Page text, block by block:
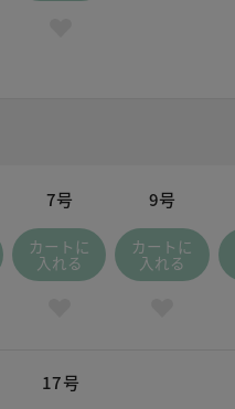
7号
カートに
入れる
9号
カートに
入れる
17号